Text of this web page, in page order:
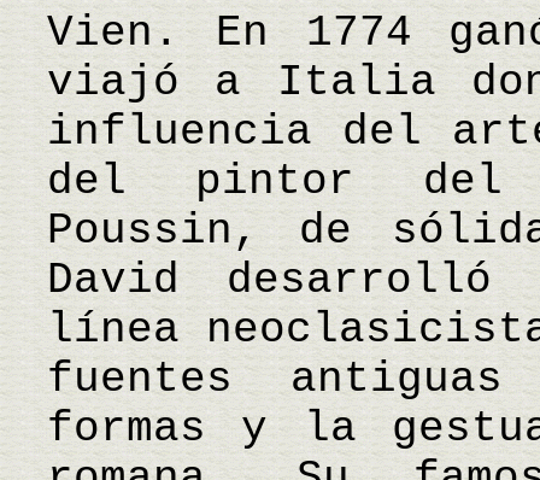
Vien. En 1774
viajó a Italia
influencia del
del pintor del
Poussin, de
David desarrolló
línea
fuentes
formas y la